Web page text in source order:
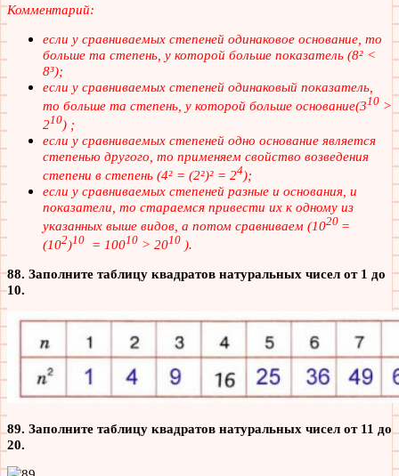
Комментарий:
если у сравниваемых степеней одинаковое основание, то
больше та степень, у которой больше показатель (8² <
8³);
если у сравниваемых степеней одинаковый показатель,
то больше та степень, у которой больше основание(310 >
210) ;
если у сравниваемых степеней одно основание является
степенью другого, то применяем свойство возведения
степени в степень (4² = (2²)² = 24);
если у сравниваемых степеней разные и основания, и
показатели, то стараемся привести их к одному из
указанных выше видов, а потом сравниваем (1020 =
(102)10 = 10010 > 2010 ).
88. Заполните таблицу квадратов натуральных чисел от 1 до
10.
89. Заполните таблицу квадратов натуральных чисел от 11 до
20.